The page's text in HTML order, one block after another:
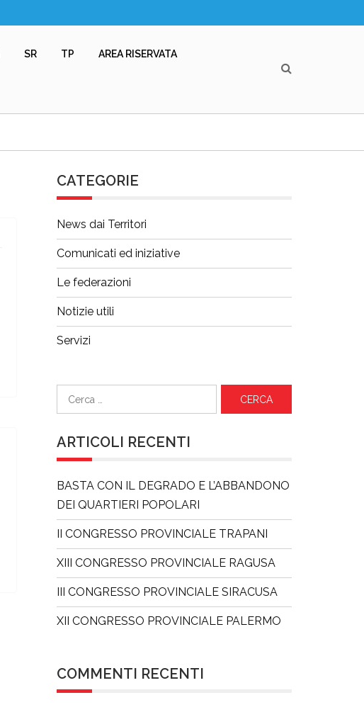
SR TP AREA RISERVATA
CATEGORIE
News dai Territori
Comunicati ed iniziative
Le federazioni
Notizie utili
Servizi
ARTICOLI RECENTI
BASTA CON IL DEGRADO E L’ABBANDONO
DEI QUARTIERI POPOLARI
II CONGRESSO PROVINCIALE TRAPANI
XIII CONGRESSO PROVINCIALE RAGUSA
III CONGRESSO PROVINCIALE SIRACUSA
XII CONGRESSO PROVINCIALE PALERMO
COMMENTI RECENTI